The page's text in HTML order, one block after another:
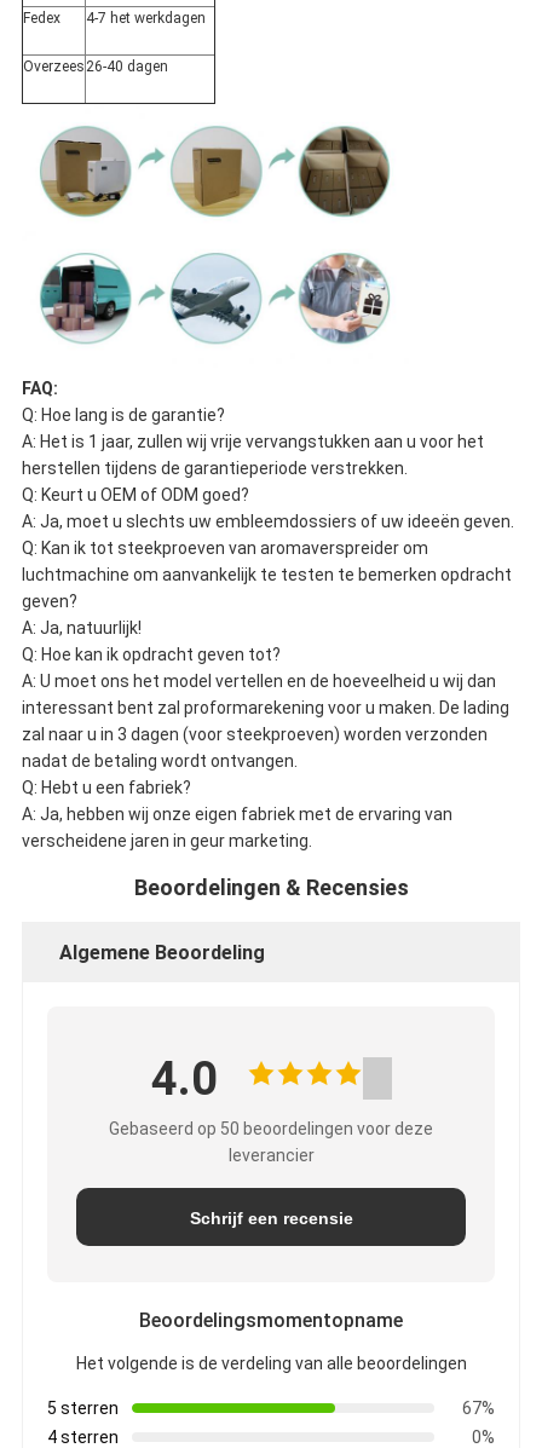
Fedex 4-7 het werkdagen
Overzees 26-40 dagen
FAQ:
Q: Hoe lang is de garantie?
A: Het is 1 jaar, zullen wij vrije vervangstukken aan u voor het
herstellen tijdens de garantieperiode verstrekken.
Q: Keurt u OEM of ODM goed?
A: Ja, moet u slechts uw embleemdossiers of uw ideeën geven.
Q: Kan ik tot steekproeven van aromaverspreider om
luchtmachine om aanvankelijk te testen te bemerken opdracht
geven?
A: Ja, natuurlijk!
Q: Hoe kan ik opdracht geven tot?
A: U moet ons het model vertellen en de hoeveelheid u wij dan
interessant bent zal proformarekening voor u maken. De lading
zal naar u in 3 dagen (voor steekproeven) worden verzonden
nadat de betaling wordt ontvangen.
Q: Hebt u een fabriek?
A: Ja, hebben wij onze eigen fabriek met de ervaring van
verscheidene jaren in geur marketing.
Beoordelingen & Recensies
Algemene Beoordeling
4.0
Gebaseerd op 50 beoordelingen voor deze
leverancier
Schrijf een recensie
Beoordelingsmomentopname
Het volgende is de verdeling van alle beoordelingen
5 sterren
67%
4 sterren
0%